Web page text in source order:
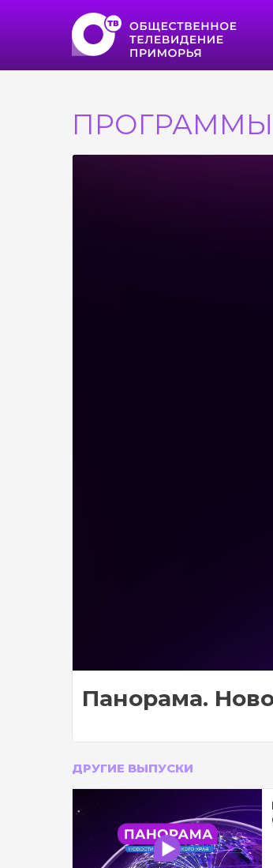
ПРОГРАММЫ
Панорама.
ДРУГИЕ ВЫПУСКИ